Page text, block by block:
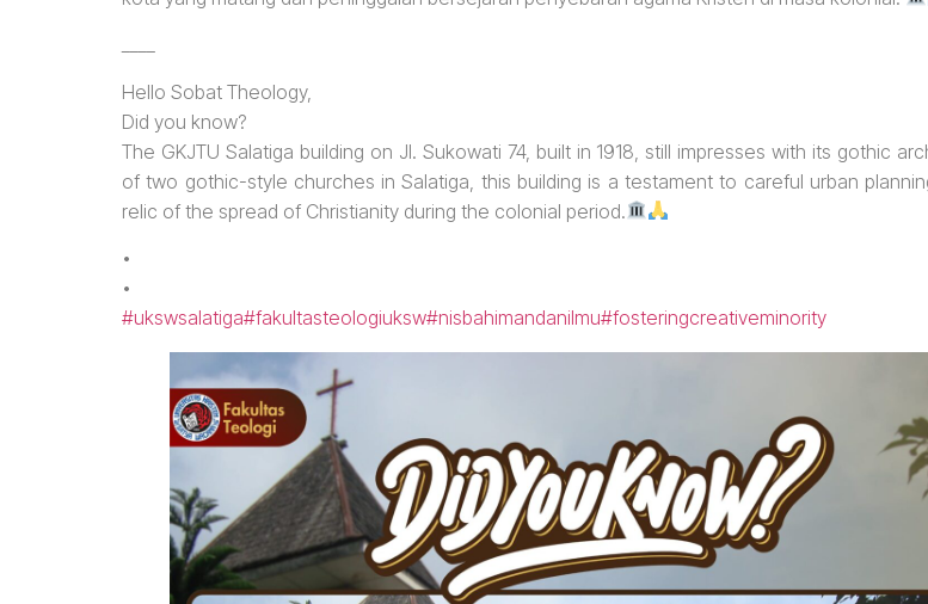
Hello Sobat Theology,
Did you know?
The GKJTU Salatiga building on Jl. Sukowati 74, built in 1918, still impresses with its gothic
of two gothic-style churches in Salatiga, this building is a testament to careful urban
relic of the spread of Christianity during the colonial period.
•
•
#ukswsalatiga#fakultasteologiuksw#nisbahimandanilmu#fosteringcreativeminority